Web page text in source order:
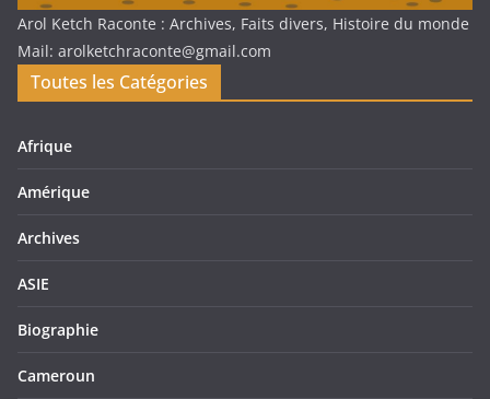
Arol Ketch Raconte : Archives, Faits divers, Histoire du monde
Mail: arolketchraconte@gmail.com
Toutes les Catégories
Afrique
Amérique
Archives
ASIE
Biographie
Cameroun